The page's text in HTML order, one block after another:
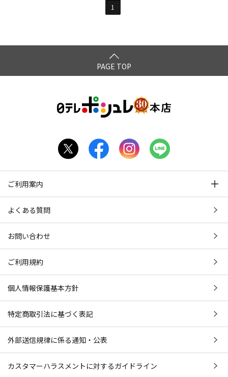
1
PAGE TOP
ご利用案内
よくある質問
お問い合わせ
ご利用規約
個人情報保護基本方針
特定商取引法に基づく表記
外部送信規律に係る通知・公表
カスタマーハラスメントに対するガイドライン